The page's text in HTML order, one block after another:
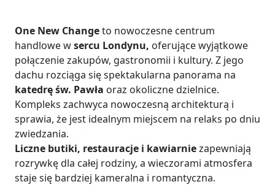
One New Changeto nowoczesne centrum
handlowe wsercu Londynu, oferujące wyjątkowe
połączenie zakupów, gastronomii i kultury. Z jego
dachu rozciąga się spektakularna panorama na
katedrę św. Pawła oraz okoliczne dzielnice.
Kompleks zachwyca nowoczesną architekturą i
sprawia, że jest idealnym miejscem na relaks po dniu
zwiedzania.
Liczne butiki, restauracje i kawiarniezapewniają
rozrywkę dla całej rodziny, a wieczorami atmosfera
staje się bardziej kameralna i romantyczna.